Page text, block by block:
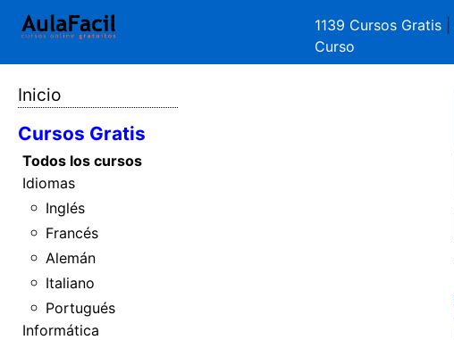
1139 Cursos Gratis
Curso
Inicio
Cursos Gratis
Todos los cursos
Idiomas
Inglés
Francés
Alemán
Italiano
Portugués
Informática